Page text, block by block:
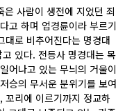
사람이 생전에 지었던 죄
고 하며 업경륜이라 부르기
로 비추어진다는 명경대
있다. 전등사 명경대는 목
어나고 있는 무늬의 거울이
승의 무서운 분위기를 보여
리에 이르기까지 정교하